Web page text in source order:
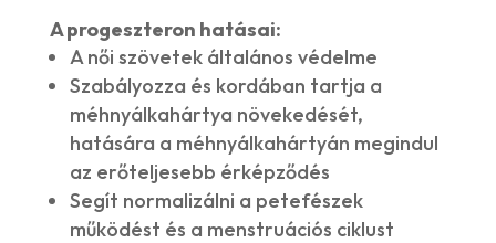
A progeszteron hatásai:
A női szövetek általános védelme
Szabályozza és kordában tartja a
méhnyálkahártya növekedését,
hatására a méhnyálkahártyán megindul
az erőteljesebb érképződés
Segít normalizálni a petefészek
működést és a menstruációs ciklust